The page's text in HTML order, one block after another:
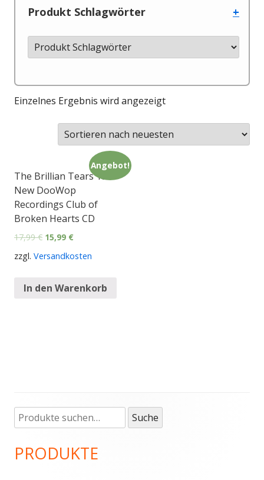
Produkt Schlagwörter +
Einzelnes Ergebnis wird angezeigt
Angebot!
The Brillian Tears 18
New DooWop
Recordings Club of
Broken Hearts CD
17,99€ 15,99 €
zzgl. Versandkosten
In den Warenkorb
Haupt-
Seitenleiste
Suche
nach:
Suche
PRODUKTE